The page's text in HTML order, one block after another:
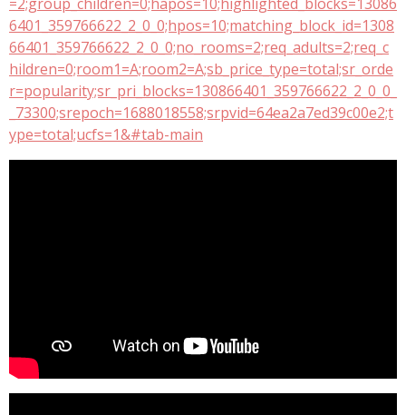
6401_359766622_2_0_0;hpos=10;matching_block_id=1308
66401_359766622_2_0_0;no_rooms=2;req_adults=2;req_c
hildren=0;room1=A;room2=A;sb_price_type=total;sr_orde
r=popularity;sr_pri_blocks=130866401_359766622_2_0_0_
_73300;srepoch=1688018558;srpvid=64ea2a7ed39c00e2;t
ype=total;ucfs=1&#tab-main